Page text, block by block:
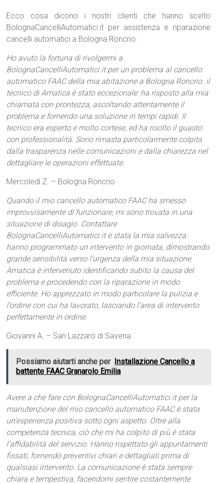
Ecco cosa dicono i nostri clienti che hanno scelto
BolognaCancelliAutomatici.it per assistenza e riparazione
cancelli automatici a Bologna Roncrio:
Ho avuto la fortuna di rivolgermi a
BolognaCancelliAutomatici.it per un problema al cancello
automatico FAAC della mia abitazione a Bologna Roncrio. il
tecnico di Amatica è stato eccezionale: ha risposto alla mia
chiamata con prontezza, ascoltando attentamente il
problema e fornendo una soluzione in tempi rapidi. Il
tecnico era esperto e molto cortese, ed ha risolto il guasto
con professionalità. Sono rimasta particolarmente colpita
dalla trasparenza nelle comunicazioni e dalla chiarezza nel
dettagliare le operazioni effettuate.
Mercoledì Z. – Bologna Roncrio
Quando il mio cancello automatico FAAC ha smesso
improvvisamente di funzionare, mi sono trovata in una
situazione di disagio. Contattare
BolognaCancelliAutomatici.it è stata la mia salvezza:
hanno programmato un intervento in giornata, dimostrando
grande sensibilità verso l’urgenza della mia situazione.
Amatica è intervenuto identificando subito la causa del
problema e procedendo con la riparazione in modo
efficiente. Ho apprezzato in modo particolare la pulizia e
l’ordine con cui ha lavorato, lasciando l’area di intervento
perfettamente in ordine.
Giovanni A. – San Lazzaro di Savena
Possiamo aiutarti anche per Installazione Cancello a
battente FAAC Granarolo Emilia
Avere a che fare con BolognaCancelliAutomatici.it per la
manutenzione del mio cancello automatico FAAC è stata
un’esperienza positiva sotto ogni aspetto. Oltre alla
competenza tecnica, ciò che mi ha colpito di più è stata
l’affidabilità del servizio. Hanno rispettato gli appuntamenti
fissati, fornendo preventivi chiari e dettagliati prima di
qualsiasi intervento. La comunicazione è stata sempre
chiara e tempestiva, facendomi sentire costantemente